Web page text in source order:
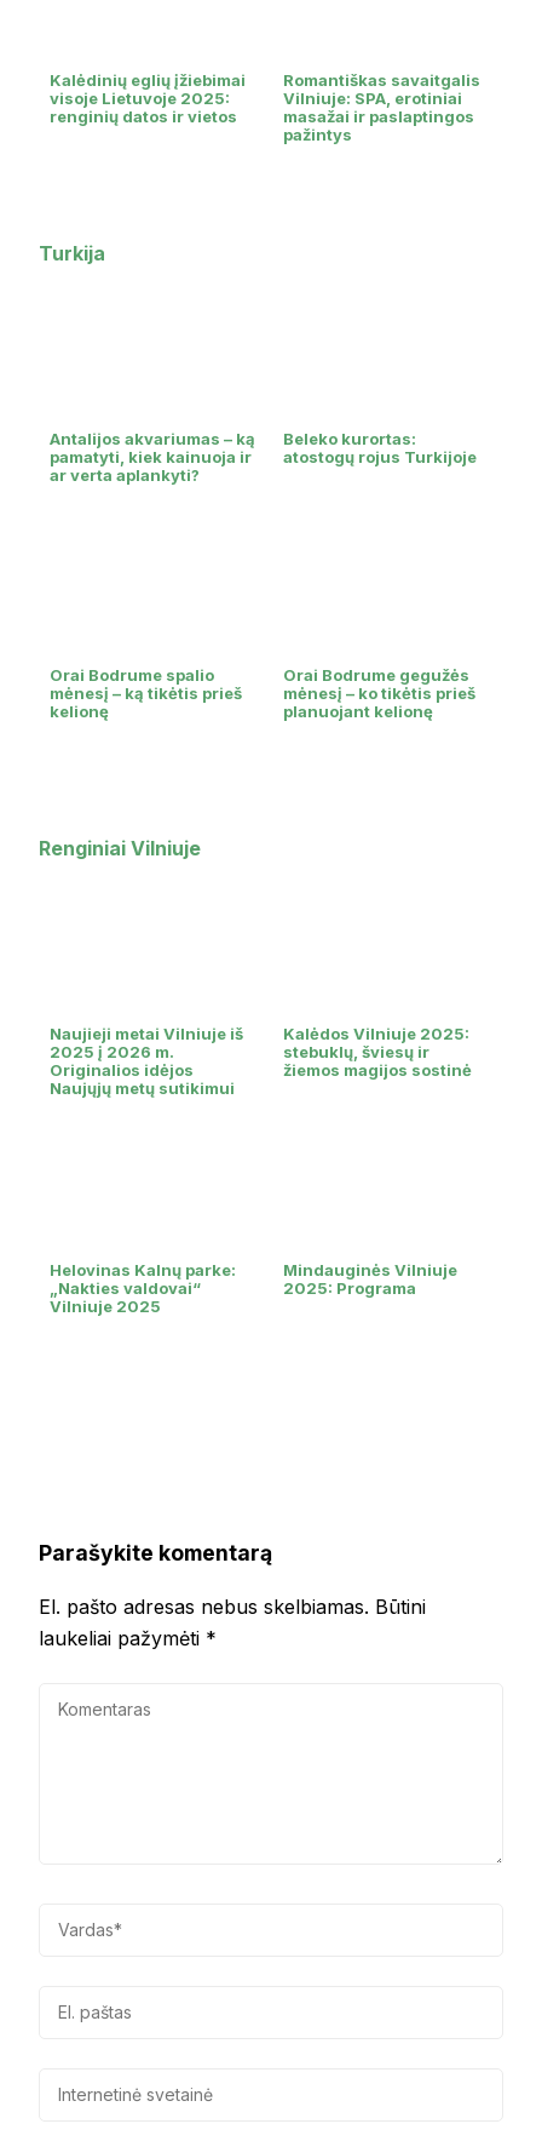
Kalėdinių eglių įžiebimai
visoje Lietuvoje 2025:
renginių datos ir vietos
Romantiškas savaitgalis
Vilniuje: SPA, erotiniai
masažai ir paslaptingos
pažintys
Turkija
Antalijos akvariumas – ką
pamatyti, kiek kainuoja ir
ar verta aplankyti?
Beleko kurortas:
atostogų rojus Turkijoje
Orai Bodrume spalio
mėnesį – ką tikėtis prieš
kelionę
Orai Bodrume gegužės
mėnesį – ko tikėtis prieš
planuojant kelionę
Renginiai Vilniuje
Naujieji metai Vilniuje iš
2025 į 2026 m.
Originalios idėjos
Naujųjų metų sutikimui
Kalėdos Vilniuje 2025:
stebuklų, šviesų ir
žiemos magijos sostinė
Helovinas Kalnų parke:
„Nakties valdovai“
Vilniuje 2025
Mindauginės Vilniuje
2025: Programa
Parašykite komentarą
El. pašto adresas nebus skelbiamas. Būtini
laukeliai pažymėti *